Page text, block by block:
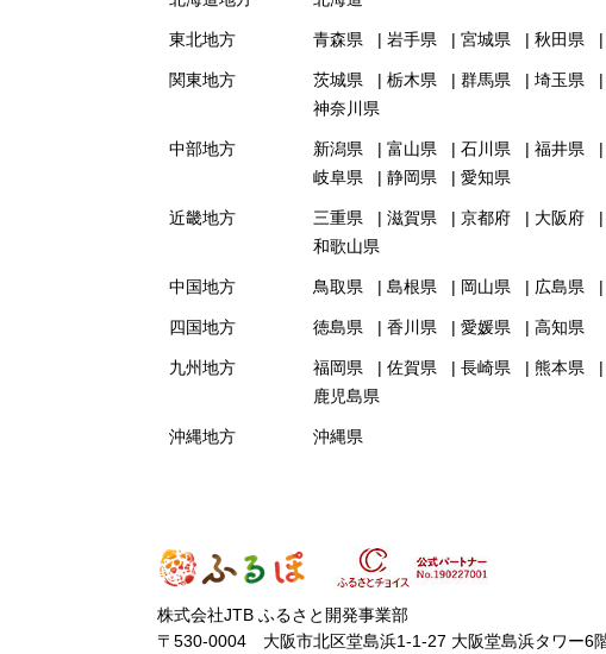
東北地方 青森県 岩手県 宮城県 秋田県
関東地方 茨城県 栃木県 群馬県 埼玉県
神奈川県
中部地方 新潟県 富山県 石川県 福井県
岐阜県
静岡県 愛知県
近畿地方 三重県 滋賀県 京都府 大阪府
和歌山県
中国地方 鳥取県 島根県 岡山県 広島県
四国地方 徳島県 香川県 愛媛県 高知県
九州地方 福岡県 佐賀県 長崎県 熊本県
鹿児島県
沖縄地方 沖縄県
株式会社JTB ふるさと開発事業部
〒530-0004 大阪市北区堂島浜1-1-27 大阪堂島浜タワー6